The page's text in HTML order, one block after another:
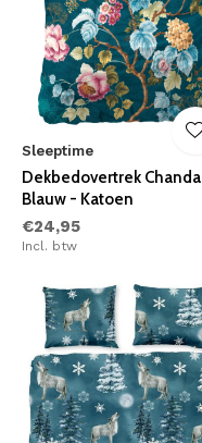
Sleeptime
Dekbedovertrek Chanda
Blauw - Katoen
€24,95
Incl. btw